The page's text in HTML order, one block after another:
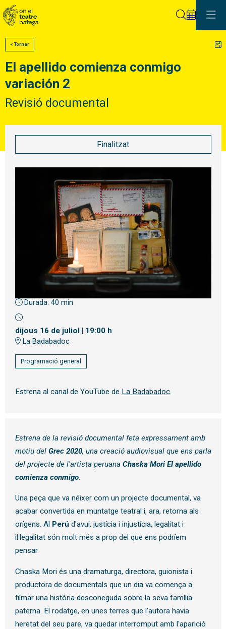
< Tornar
El apellido comienza conmigo
variación 2
Revisió documental
Finalitzat
Diapositiva 1 de 1
Durada: 40 min
dijous 16 de juliol 19:00 h
La Badabadoc
Programació general
Estrena al canal de YouTube de La Badabadoc.
Estrena de la revisió documental feta expressament amb
motiu del Grec 2020, una creació audiovisual que ens parla
del projecte de l'artista peruana Chaska Mori El apellido
comienza conmigo.
Una peça que va néixer com un projecte documental, va
acabar convertida en muntatge teatral i, ara, retorna als
orígens. Al Perú d'avui, justícia i injustícia, legalitat i
il·legalitat són molt més a prop del que ens podríem
pensar.
Chaska Mori és una dramaturga, directora, guionista i
productora de documentals que un dia va comença a
filmar una història desconeguda sobre la seva família
paterna. El rodatge, en unes terres que l'autora havia
heretat del seu pare, va quedar interromput amb l'aparició